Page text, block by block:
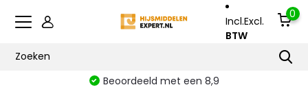
Incl.Excl.
BTW
0
Beoordeeld met een 8,9